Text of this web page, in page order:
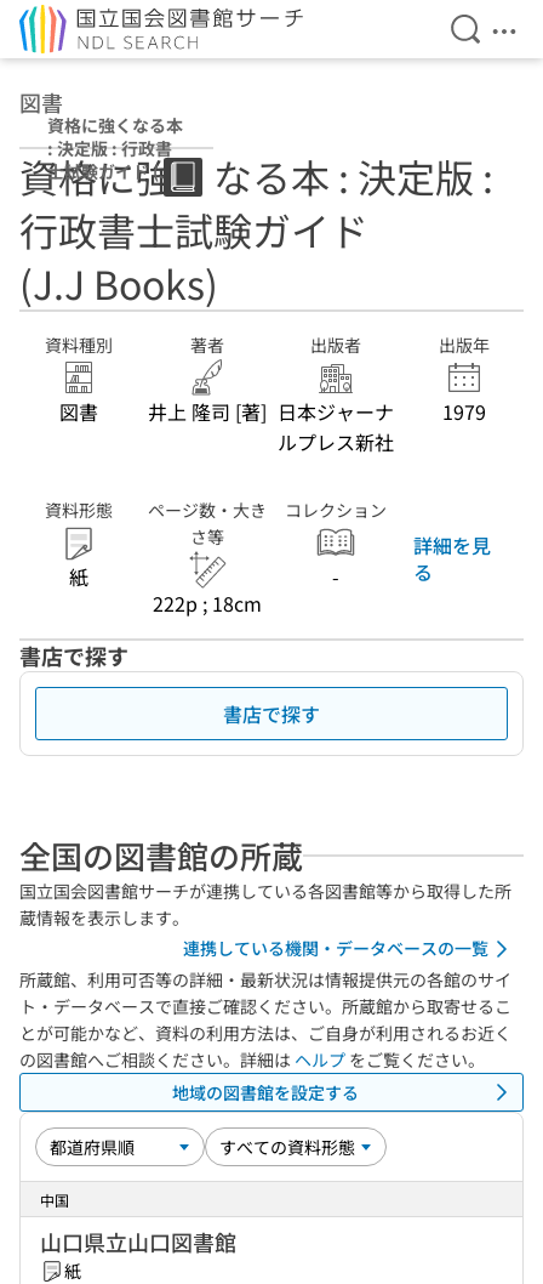
検索を
メ
図書
資格に強くなる本
: 決定版 : 行政書
士試験ガイド (J.J
Books)
資格に強くなる本 : 決定版 :
行政書士試験ガイド
(J.J Books)
資料種別
図書
著者
井上 隆司 [著]
出版者
日本ジャーナ
ルプレス新社
出版年
1979
資料形態
紙
ページ数・大き
さ等
222p ; 18cm
コレクション
-
詳細を見
る
書店で探す
書店で探す
全国の図書館の所蔵
国立国会図書館サーチが連携している各図書館等から取得した所
蔵情報を表示します。
連携している機関・データベースの一覧
所蔵館、利用可否等の詳細・最新状況は情報提供元の各館のサイ
ト・データベースで直接ご確認ください。所蔵館から取寄せるこ
とが可能かなど、資料の利用方法は、ご自身が利用されるお近く
の図書館へご相談ください。詳細は ヘルプ をご覧ください。
地域の図書館を設定する
中国
山口県立山口図書館
紙